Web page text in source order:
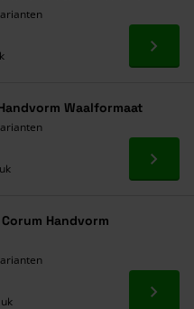
Ga
Waalformaat
Ga
Handvorm
Ga